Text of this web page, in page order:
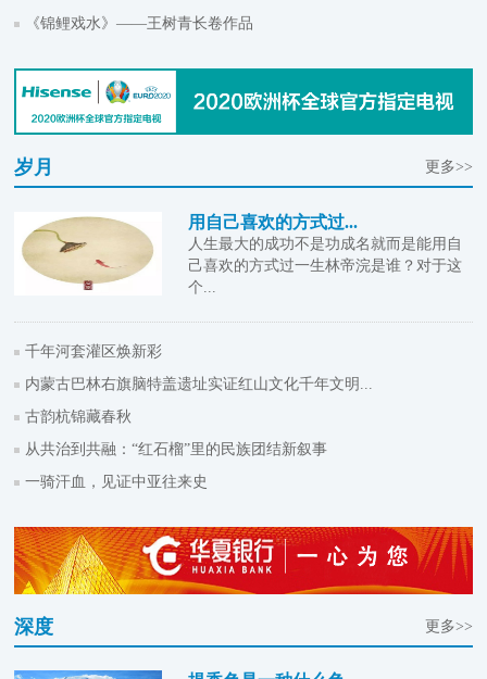
《锦鲤戏水》——王树青长卷作品
岁月 更多>>
用自己喜欢的方式过...
人生最大的成功不是功成名就而是能用自
己喜欢的方式过一生林帝浣是谁？对于这
个...
千年河套灌区焕新彩
内蒙古巴林右旗脑特盖遗址实证红山文化千年文明...
古韵杭锦藏春秋
从共治到共融：“红石榴”里的民族团结新叙事
一骑汗血，见证中亚往来史
深度 更多>>